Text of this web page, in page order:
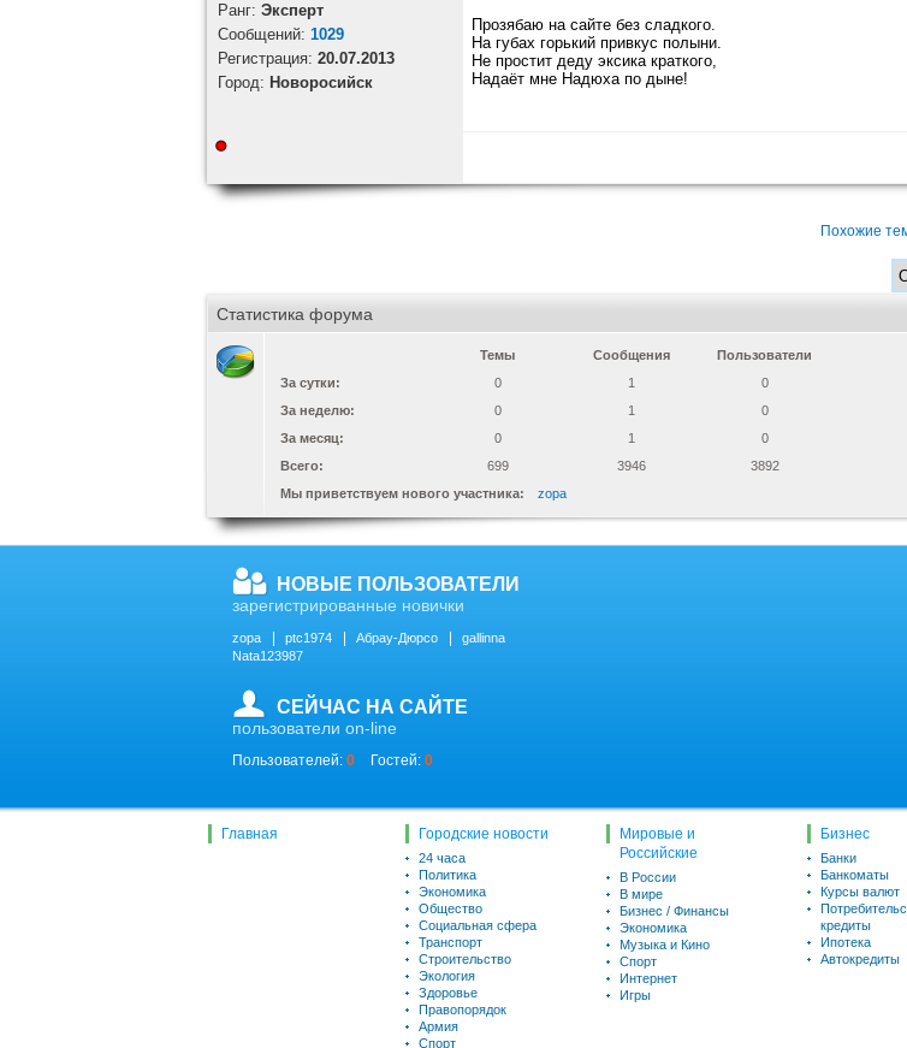
Ранг: Эксперт
Cообщений: 1029
Регистрация: 20.07.2013
Город: Новоросийск
Прозябаю на сайте без сладкого.
На губах горький привкус полыни.
Не простит деду эксика краткого,
Надаёт мне Надюха по дыне!
Похожие
Статистика форума
Темы Сообщения
Пользователи
За сутки:
0 1
0
За неделю:
0 1
0
За месяц:
0 1
0
Всего:
699 3946
3892
Мы приветствуем нового участника:
zopa
НОВЫЕ ПОЛЬЗОВАТЕЛИ
зарегистрированные новички
zopa ptc1974 Абрау-Дюрсо
gallinna
Nata123987
СЕЙЧАС НА САЙТЕ
пользователи on-line
Пользователей: 0 Гостей: 0
Главная Городские новости
24 часа
Политика
Экономика
Общество
Социальная сфера
Транспорт
Строительство
Экология
Здоровье
Правопорядок
Армия
Спорт
Мировые и
Российские
В России
В мире
Бизнес / Финансы
Экономика
Музыка и Кино
Спорт
Интернет
Игры
Бизнес
Банки
Банкоматы
Курсы валют
кредиты
Ипотека
Автокредиты